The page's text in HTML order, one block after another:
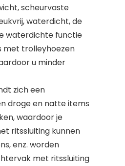
scheurvaste
waterdicht, de
waterdichte functie
met trolleyhoezen
u minder
zich een
droge en natte items
waardoor je
ritssluiting kunnen
enz. worden
​​met ritssluiting